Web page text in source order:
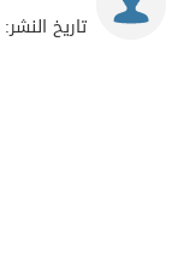
تاريخ النشر: